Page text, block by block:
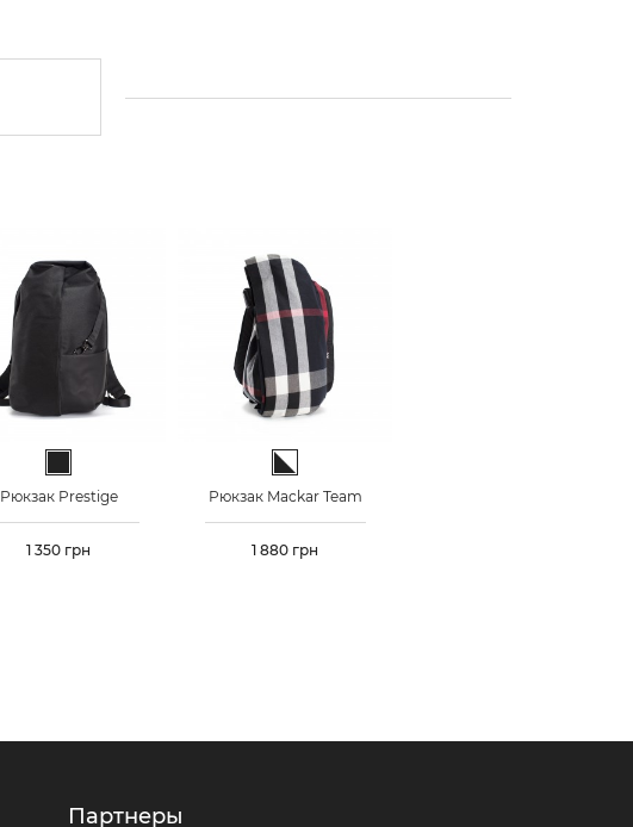
Рюкзак Prestige
Цена
1 350 грн
Черно-белый
Рюкзак Mackar Team
Цена
1 880 грн
Партнеры